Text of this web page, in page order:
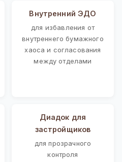
Внутренний ЭДО
для избавления от
внутреннего бумажного
хаоса и согласования
между отделами
Диадок для
застройщиков
для прозрачного
контроля